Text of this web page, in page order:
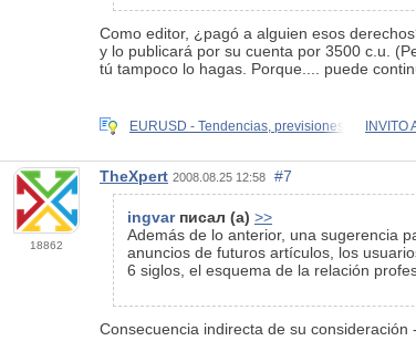
Como editor, ¿pagó a alguien esos
y lo publicará por su cuenta por 3500 c.u.
tú tampoco lo hagas. Porque.... puede
EURUSD - Tendencias, previsiones INVITO
18862
TheXpert 2008.08.25 12:58 #7
ingvarписал (а) >>
Además de lo anterior, una sugerencia
anuncios de futuros artículos, los
6 siglos, el esquema de la relación
Consecuencia indirecta de su